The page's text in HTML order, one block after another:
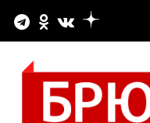
содержимому
БРЮПРЕСС
Официальный сайт